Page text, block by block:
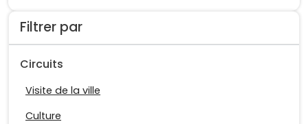
Filtrer par
Circuits
Visite de la ville
Culture